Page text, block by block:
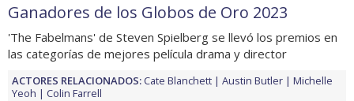
Ganadores de los Globos de Oro 2023
'The Fabelmans' de Steven Spielberg se llevó los premios en
las categorías de mejores película drama y director
ACTORES RELACIONADOS:Cate Blanchett Austin Butler
Michelle
Yeoh
Colin Farrell